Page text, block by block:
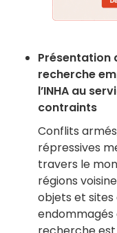
Présentation
recherche
l’INHA au
contraints
Conflits
répressives
travers le
régions
objets et
endommagés